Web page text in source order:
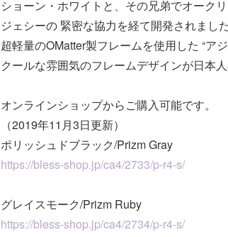
ショーン・ホワイトと、その兄弟でオーク
ジェシーの 緊密な協力を経て開発されました
超軽量のOMatter製フレームを使用した “ア
クールな雰囲気のフレームデザインが日本
オンラインショップからご購入可能です。
（2019年11月3日更新）
ポリッシュドブラック/Prizm Gray
https://bless-shop.jp/ca4/2733/p-r4-s/
グレイスモーク/Prizm Ruby
https://bless-shop.jp/ca4/2734/p-r4-s/